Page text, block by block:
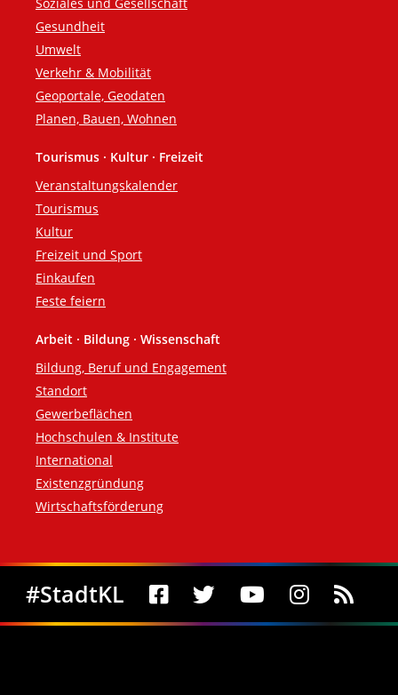
Gesundheit
Umwelt
Verkehr & Mobilität
Geoportale, Geodaten
Planen, Bauen, Wohnen
Tourismus · Kultur · Freizeit
Veranstaltungskalender
Tourismus
Kultur
Freizeit und Sport
Einkaufen
Feste feiern
Arbeit · Bildung · Wissenschaft
Bildung, Beruf und Engagement
Standort
Gewerbeflächen
Hochschulen & Institute
International
Existenzgründung
Wirtschaftsförderung
Social Media
#StadtKL